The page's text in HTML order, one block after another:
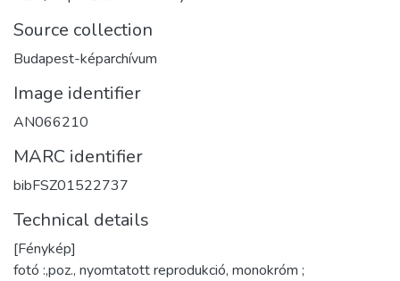
Source collection
Budapest-képarchívum
Image identifier
AN066210
MARC identifier
bibFSZ01522737
Technical details
[Fénykép]
fotó :,poz., nyomtatott reprodukció, monokróm ;